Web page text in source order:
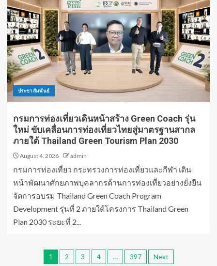
ประชาสัมพันธ์
กรมการท่องเที่ยวเดินหน้าสร้าง Green Coach รุ่น
ใหม่ ขับเคลื่อนการท่องเที่ยวไทยสู่มาตรฐานสากล
ภายใต้ Thailand Green Tourism Plan 2030
August 4, 2026 admin
กรมการท่องเที่ยว กระทรวงการท่องเที่ยวและกีฬา เดิน
หน้าพัฒนาศักยภาพบุคลากรด้านการท่องเที่ยวอย่างยั่งยืน
จัดการอบรม Thailand Green Coach Program
Development รุ่นที่ 2 ภายใต้โครงการ Thailand Green
Plan 2030 ระยะที่ 2...
1 2 3 4 … 397 Next